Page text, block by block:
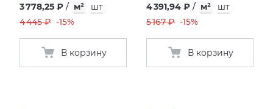
3 778,25 ₽ / м²
шт
4 445 ₽ -15%
В корзину
4 391,94 ₽ / м²
шт
5 167 ₽ -15%
В корзину